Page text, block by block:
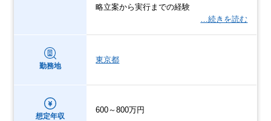
略立案から実行までの経験
…続きを読む
勤務地
東京都
想定年収
600～800万円